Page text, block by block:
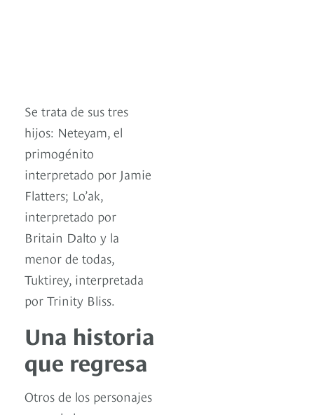
Se trata de sus tres
hijos: Neteyam, el
primogénito
interpretado por Jamie
Flatters; Lo’ak,
interpretado por
Britain Dalto y la
menor de todas,
Tuktirey, interpretada
por Trinity Bliss.
Una historia
que regresa
Otros de los personajes